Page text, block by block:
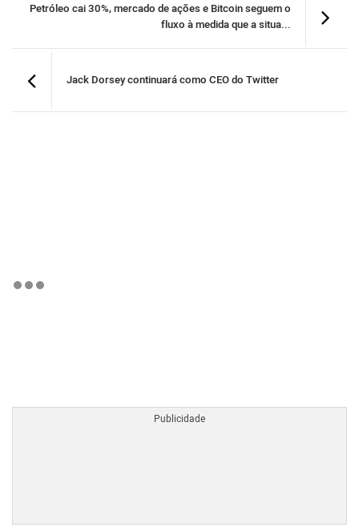
Petróleo cai 30%, mercado de ações e Bitcoin seguem o
fluxo à medida que a situa...
Jack Dorsey continuará como CEO do Twitter